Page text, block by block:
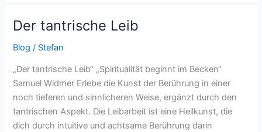
Der tantrische Leib
Blog / Stefan
„Der tantrische Leib“ „Spiritualität beginnt im Becken“
Samuel Widmer Erlebe die Kunst der Berührung in einer
noch tieferen und sinnlicheren Weise, ergänzt durch den
tantrischen Aspekt. Die Leibarbeit ist eine Heilkunst, die
dich durch intuitive und achtsame Berührung darin
Der
Leib